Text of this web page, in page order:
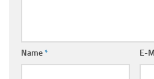
Name* E-